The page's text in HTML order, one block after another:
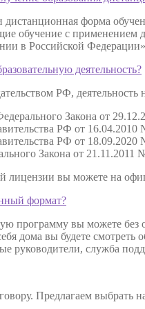
дистанционная форма
обучение с применением
в Российской
деятельность?
РФ,
Закона от
РФ от 16.04.2010
РФ от 18.09.2020
Закона от
лицензии вы можете на
формат?
программу вы можете
дома вы будете
руководители, служба
Предлагаем выбрать